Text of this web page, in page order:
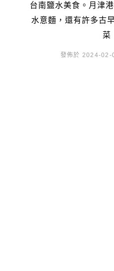
台南鹽水美食。月津
水意麵，還有許多古
菜
發佈於 2024-